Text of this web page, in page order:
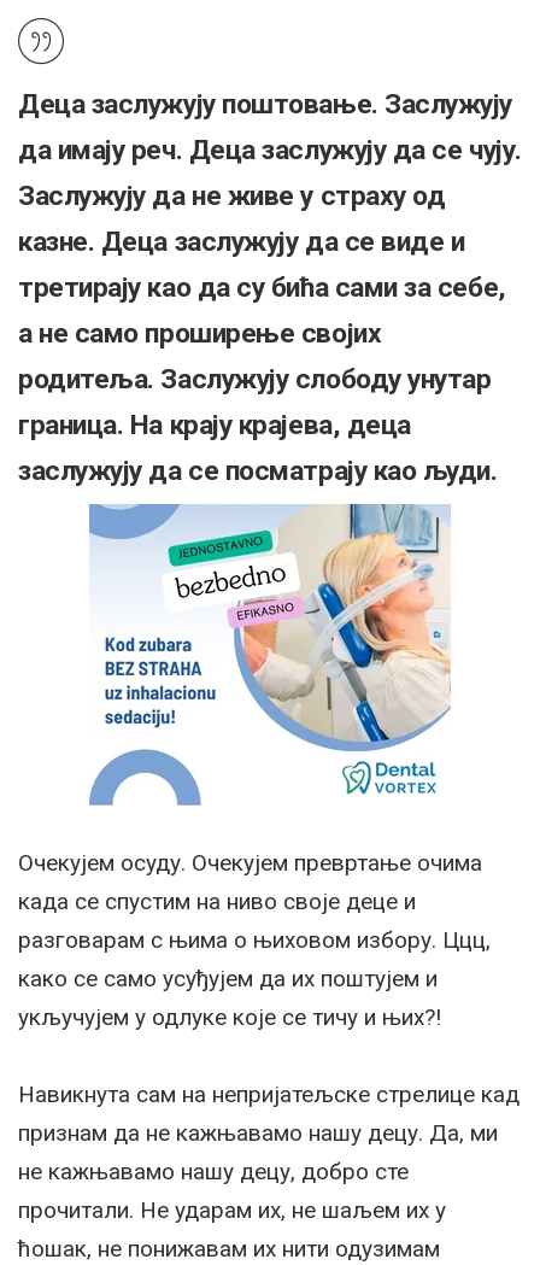
Деца заслужују поштовање. Заслужују
да имају реч. Деца заслужују да се чују.
Заслужују да не живе у страху од
казне. Деца заслужују да се виде и
третирају као да су бића сами за себе,
а не само проширење својих
родитеља. Заслужују слободу унутар
граница. На крају крајева, деца
заслужују да се посматрају као људи.
Очекујем осуду. Очекујем превртање очима
када се спустим на ниво своје деце и
разговарам с њима о њиховом избору. Ццц,
како се само усуђујем да их поштујем и
укључујем у одлуке које се тичу и њих?!
Навикнута сам на непријатељске стрелице кад
признам да не кажњавамо нашу децу. Да, ми
не кажњавамо нашу децу, добро сте
прочитали. Не ударам их, не шаљем их у
ћошак, не понижавам их нити одузимам